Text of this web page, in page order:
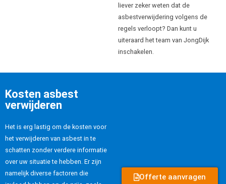
liever zeker weten dat de
asbestverwijdering volgens de
regels verloopt? Dan kunt u
uiteraard het team van JongDijk
inschakelen.
Kosten asbest
verwijderen
Het is erg lastig om de kosten voor
het verwijderen van asbest in te
schatten zonder verdere informatie
over uw situatie te hebben. Er zijn
namelijk diverse factoren die
Offerte aanvragen